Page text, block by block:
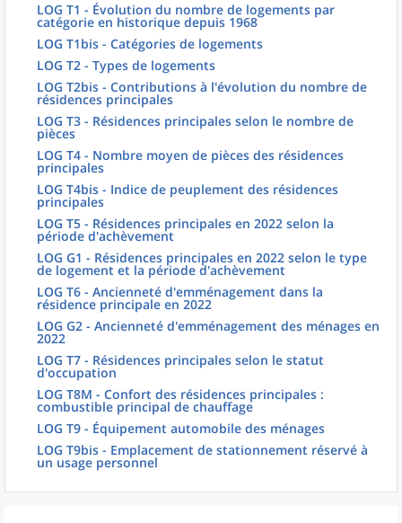
LOG T1 - Évolution du nombre de logements par
catégorie en historique depuis 1968
LOG T1bis - Catégories de logements
LOG T2 - Types de logements
LOG T2bis - Contributions à l'évolution du nombre de
résidences principales
LOG T3 - Résidences principales selon le nombre de
pièces
LOG T4 - Nombre moyen de pièces des résidences
principales
LOG T4bis - Indice de peuplement des résidences
principales
LOG T5 - Résidences principales en 2022 selon la
période d'achèvement
LOG G1 - Résidences principales en 2022 selon le type
de logement et la période d'achèvement
LOG T6 - Ancienneté d'emménagement dans la
résidence principale en 2022
LOG G2 - Ancienneté d'emménagement des ménages en
2022
LOG T7 - Résidences principales selon le statut
d'occupation
LOG T8M - Confort des résidences principales :
combustible principal de chauffage
LOG T9 - Équipement automobile des ménages
LOG T9bis - Emplacement de stationnement réservé à
un usage personnel